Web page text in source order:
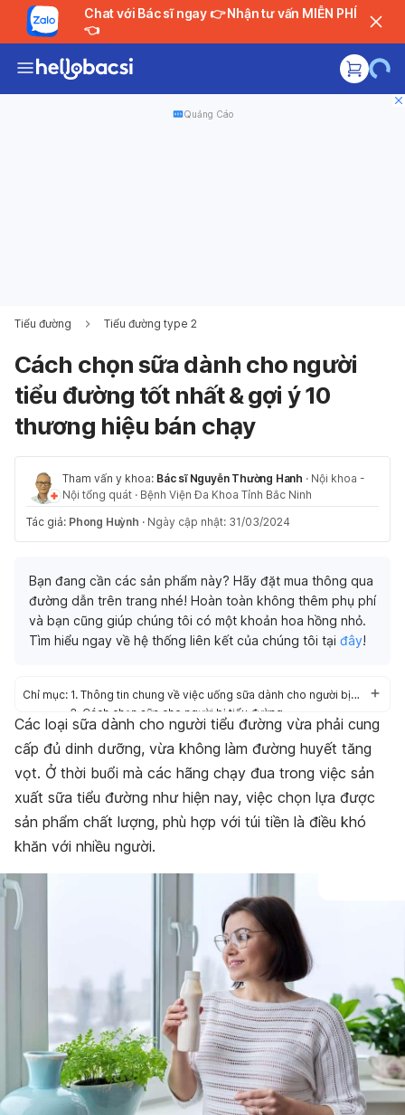
Chat với Bác sĩ ngay 👉 Nhận tư vấn MIỄN PHÍ
👈
Quảng Cáo
Tiểu đường Tiểu đường type 2
Cách chọn sữa dành cho người
tiểu đường tốt nhất & gợi ý 10
thương hiệu bán chạy
Tham vấn y khoa: Bác sĩ Nguyễn Thường Hanh · Nội khoa -
Nội tổng quát · Bệnh Viện Đa Khoa Tỉnh Bắc Ninh
Tác giả: Phong Huỳnh · Ngày cập nhật: 31/03/2024
Bạn đang cần các sản phẩm này? Hãy đặt mua thông qua
đường dẫn trên trang nhé! Hoàn toàn không thêm phụ phí
và bạn cũng giúp chúng tôi có một khoản hoa hồng nhỏ.
Tìm hiểu ngay về hệ thống liên kết của chúng tôi tại đây!
Chỉ mục:
1. Thông tin chung về việc uống sữa dành cho người bị tiểu đường
2. Cách chọn sữa cho người bị tiểu đường
3. Review 10 loại sữa dành cho người bị tiểu đường
Các loại sữa dành cho người tiểu đường vừa phải cung
cấp đủ dinh dưỡng, vừa không làm đường huyết tăng
vọt. Ở thời buổi mà các hãng chạy đua trong việc sản
xuất sữa tiểu đường như hiện nay, việc chọn lựa được
sản phẩm chất lượng, phù hợp với túi tiền là điều khó
khăn với nhiều người.